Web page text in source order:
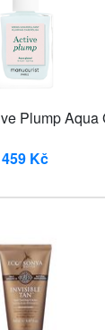
Plump Aqua
459 Kč